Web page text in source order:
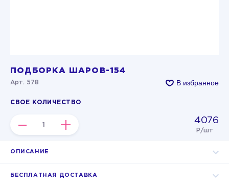
ПОДБОРКА ШАРОВ-154
Арт. 578 В избранное
СВОЕ КОЛИЧЕСТВО
– + 4076
Р/шт
ОПИСАНИЕ
БЕСПЛАТНАЯ ДОСТАВКА